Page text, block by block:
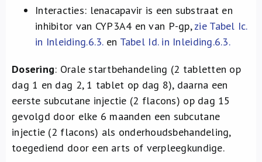
Interacties: lenacapavir is een substraat en
inhibitor van CYP3A4 en van P-gp,zie Tabel Ic.
in Inleiding.6.3.en Tabel Id. in Inleiding.6.3.
Dosering: Orale startbehandeling (2 tabletten op
dag 1 en dag 2, 1 tablet op dag 8), daarna een
eerste subcutane injectie (2 flacons) op dag 15
gevolgd door elke 6 maanden een subcutane
injectie (2 flacons) als onderhoudsbehandeling,
toegediend door een arts of verpleegkundige.